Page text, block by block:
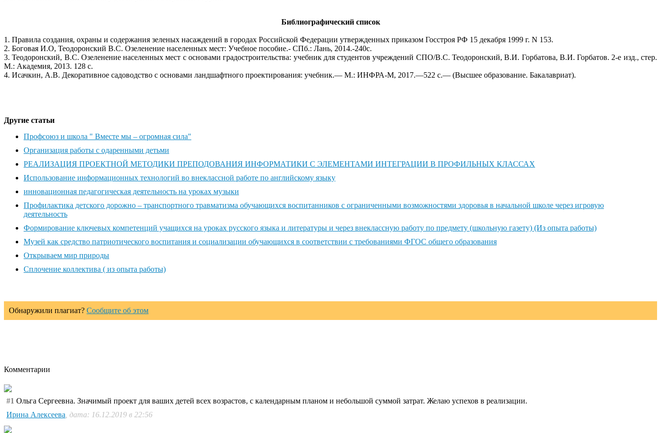
Библиографический список
1. Правила создания, охраны и содержания зеленых насаждений в городах Российской Федерации утвержденных приказом Госстроя РФ 15 декабря 1999 г. N 153.
2. Боговая И.О, Теодоронский В.С. Озеленение населенных мест: Учебное пособие.- СПб.: Лань, 2014.-240с.
3. Теодоронский, В.С. Озеленение населенных мест с основами градостроительства: учебник для студентов учреждений СПО/В.С. Теодоронский, В.И. Горбатова, В.И. Горбатов. 2-е изд., стер.
М.: Академия, 2013. 128 с.
4. Исачкин, А.В. Декоративное садоводство с основами ландшафтного проектирования: учебник.— М.: ИНФРА-М, 2017.—522 с.— (Высшее образование. Бакалавриат).
Другие статьи
Профсоюз и школа " Вместе мы – огромная сила"
Организация работы с одаренными детьми
РЕАЛИЗАЦИЯ ПРОЕКТНОЙ МЕТОДИКИ ПРЕПОДОВАНИЯ ИНФОРМАТИКИ С ЭЛЕМЕНТАМИ ИНТЕГРАЦИИ В ПРОФИЛЬНЫХ КЛАССАХ
Использование информационных технологий во внеклассной работе по английскому языку
инновационная педагогическая деятельность на уроках музыки
Профилактика детского дорожно – транспортного травматизма обучающихся воспитанников с ограниченными возможностями здоровья в начальной школе через игровую
деятельность
Формирование ключевых компетенций учащихся на уроках русского языка и литературы и через внеклассную работу по предмету (школьную газету) (Из опыта работы)
Музей как средство патриотического воспитания и социализации обучающихся в соответствии с требованиями ФГОС общего образования
Открываем мир природы
Сплочение коллектива ( из опыта работы)
Обнаружили плагиат? Сообщите об этом
Комментарии
#1 Ольга Сергеевна. Значимый проект для ваших детей всех возрастов, с календарным планом и небольшой суммой затрат. Желаю успехов в реализации.
Ирина Алексеева , дата: 16.12.2019 в 22:56